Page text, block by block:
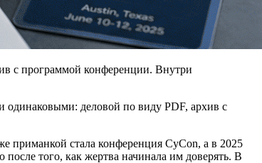
с программой конференции. Внутри
одинаковыми: деловой по виду PDF, архив с
приманкой стала конференция CyCon, а в 2025
того, как жертва начинала им доверять. В